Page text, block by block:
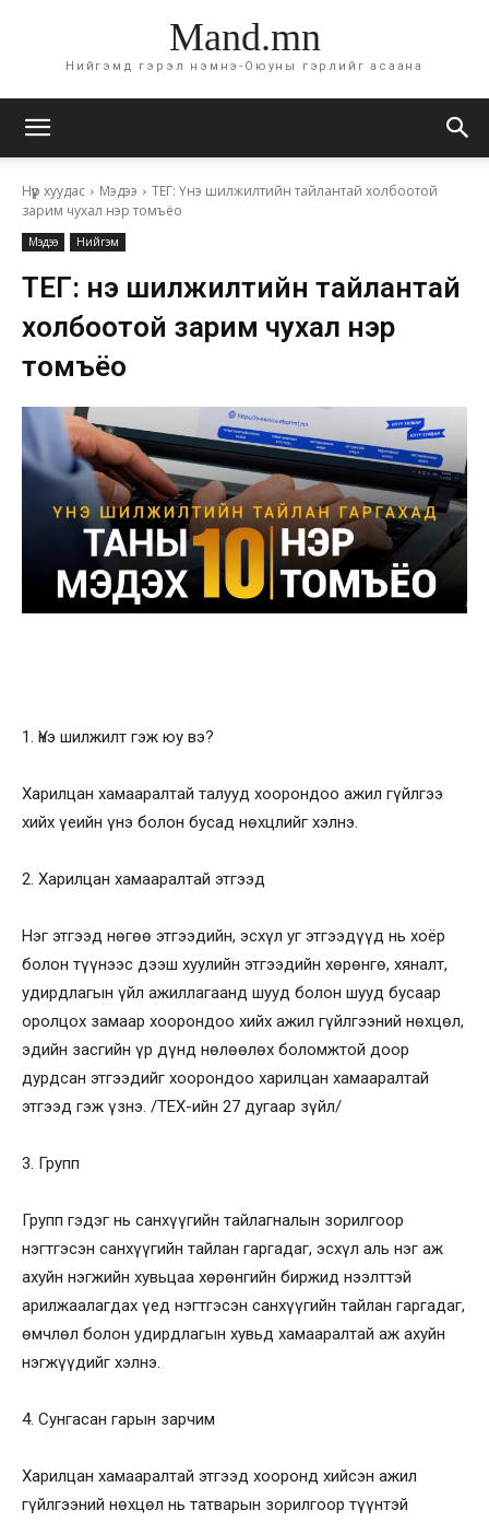
Mand.mn
Нийгэмд гэрэл нэмнэ-Оюуны гэрлийг асаана
Нүүр хуудас Мэдээ
ТЕГ: Үнэ шилжилтийн тайлантай холбоотой
зарим чухал нэр томъёо
Мэдээ Нийгэм
ТЕГ: Үнэ шилжилтийн тайлантай
холбоотой зарим чухал нэр
томъёо
1. Үнэ шилжилт гэж юу вэ?
Харилцан хамааралтай талууд хоорондоо ажил гүйлгээ
хийх үеийн үнэ болон бусад нөхцлийг хэлнэ.
2. Харилцан хамааралтай этгээд
Нэг этгээд нөгөө этгээдийн, эсхүл уг этгээдүүд нь хоёр
болон түүнээс дээш хуулийн этгээдийн хөрөнгө, хяналт,
удирдлагын үйл ажиллагаанд шууд болон шууд бусаар
оролцох замаар хоорондоо хийх ажил гүйлгээний нөхцөл,
эдийн засгийн үр дүнд нөлөөлөх боломжтой доор
дурдсан этгээдийг хоорондоо харилцан хамааралтай
этгээд гэж үзнэ. /ТЕХ-ийн 27 дугаар зүйл/
3. Групп
Групп гэдэг нь санхүүгийн тайлагналын зорилгоор
нэгтгэсэн санхүүгийн тайлан гаргадаг, эсхүл аль нэг аж
ахуйн нэгжийн хувьцаа хөрөнгийн биржид нээлттэй
арилжаалагдах үед нэгтгэсэн санхүүгийн тайлан гаргадаг,
өмчлөл болон удирдлагын хувьд хамааралтай аж ахуйн
нэгжүүдийг хэлнэ.
4. Сунгасан гарын зарчим
Харилцан хамааралтай этгээд хооронд хийсэн ажил
гүйлгээний нөхцөл нь татварын зорилгоор түүнтэй